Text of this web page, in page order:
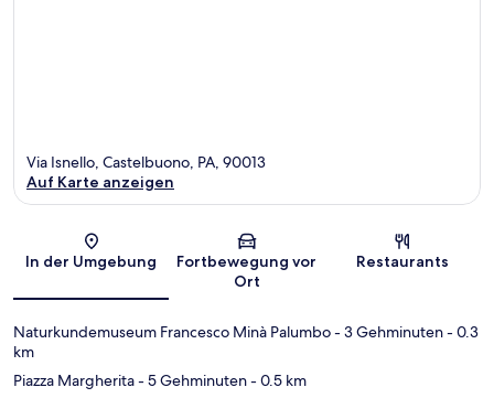
Karte
Via Isnello, Castelbuono, PA, 90013
Auf Karte anzeigen
In der Umgebung
Fortbewegung vor
Ort
Restaurants
Naturkundemuseum Francesco Minà Palumbo- 3 Gehminuten- 0.3
km
Piazza Margherita- 5 Gehminuten- 0.5 km